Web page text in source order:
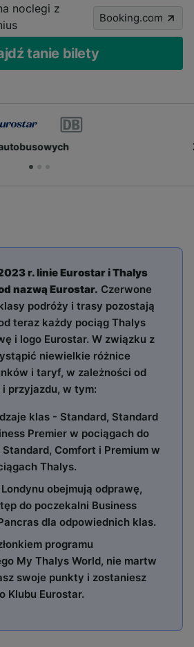
noclegi z
Booking.com
tanie bilety
punkty i zniżki
r. linie Eurostar i Thalys
nazwą Eurostar. Czerwone
podróży i trasy pozostają
teraz każdy pociąg Thalys
i logo Eurostar. W związku z
niewielkie różnice
i taryf, w zależności od
przyjazdu, w tym:
klas - Standard, Standard
Premier w pociągach do
Standard, Comfort i Premium w
Thalys.
obejmują odprawę,
do poczekalni Business
dla odpowiednich klas.
programu
My Thalys World, nie martw
swoje punkty i zostaniesz
Klubu Eurostar.